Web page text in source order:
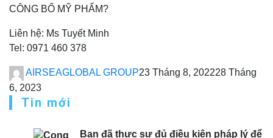
CÔNG BỐ MỸ PHẨM?
Liên hệ: Ms Tuyết Minh
Tel: 0971 460 378
AIRSEAGLOBAL GROUP23 Tháng 8, 202228 Tháng
6, 2023
Tin mới
Bạn đã thực sự đủ điều kiện pháp lý để